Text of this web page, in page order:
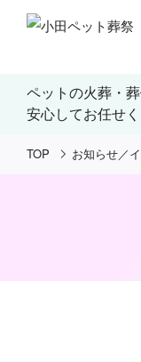
ペットの火葬・
安心してお任せ
TOP お知らせ／